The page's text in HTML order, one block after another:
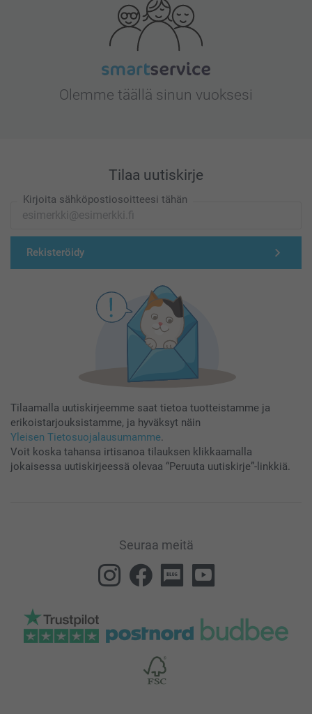
Olemme täällä sinun vuoksesi
Tilaa uutiskirje
Kirjoita sähköpostiosoitteesi tähän
Rekisteröidy
Tilaamalla uutiskirjeemme saat tietoa tuotteistamme ja
erikoistarjouksistamme, ja hyväksyt näin
Yleisen Tietosuojalausumamme.
Voit koska tahansa irtisanoa tilauksen klikkaamalla
jokaisessa uutiskirjeessä olevaa “Peruuta uutiskirje”-linkkiä.
Seuraa meitä